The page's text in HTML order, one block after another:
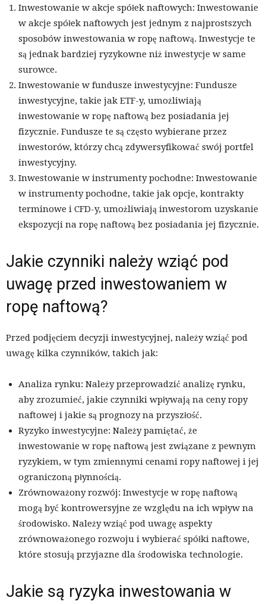
Inwestowanie w akcje spółek naftowych: Inwestowanie
w akcje spółek naftowych jest jednym z najprostszych
sposobów inwestowania w ropę naftową. Inwestycje te
są jednak bardziej ryzykowne niż inwestycje w same
surowce.
Inwestowanie w fundusze inwestycyjne: Fundusze
inwestycyjne, takie jak ETF-y, umożliwiają
inwestowanie w ropę naftową bez posiadania jej
fizycznie. Fundusze te są często wybierane przez
inwestorów, którzy chcą zdywersyfikować swój portfel
inwestycyjny.
Inwestowanie w instrumenty pochodne: Inwestowanie
w instrumenty pochodne, takie jak opcje, kontrakty
terminowe i CFD-y, umożliwiają inwestorom uzyskanie
ekspozycji na ropę naftową bez posiadania jej fizycznie.
Jakie czynniki należy wziąć pod
uwagę przed inwestowaniem w
ropę naftową?
Przed podjęciem decyzji inwestycyjnej, należy wziąć pod
uwagę kilka czynników, takich jak:
Analiza rynku: Należy przeprowadzić analizę rynku,
aby zrozumieć, jakie czynniki wpływają na ceny ropy
naftowej i jakie są prognozy na przyszłość.
Ryzyko inwestycyjne: Należy pamiętać, że
inwestowanie w ropę naftową jest związane z pewnym
ryzykiem, w tym zmiennymi cenami ropy naftowej i jej
ograniczoną płynnością.
Zrównoważony rozwój: Inwestycje w ropę naftową
mogą być kontrowersyjne ze względu na ich wpływ na
środowisko. Należy wziąć pod uwagę aspekty
zrównoważonego rozwoju i wybierać spółki naftowe,
które stosują przyjazne dla środowiska technologie.
Jakie są ryzyka inwestowania w